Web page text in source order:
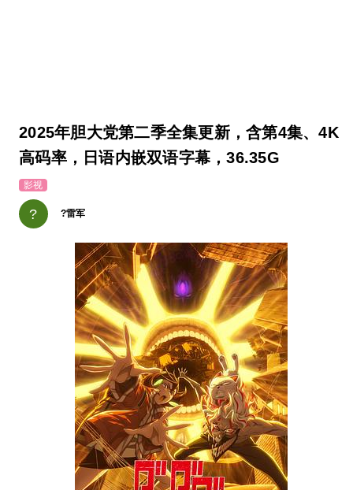
2025年胆大党第二季全集更新，含第4集、4K
高码率，日语内嵌双语字幕，36.35G
影视
? ?雷军